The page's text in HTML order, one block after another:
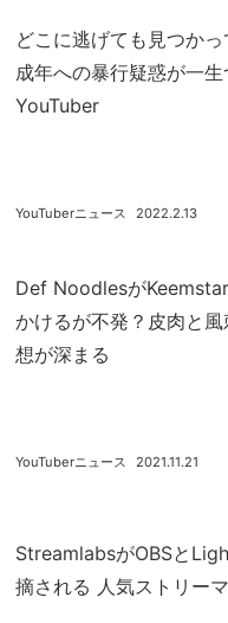
どこに逃げても見つか
成年への暴行疑惑が一
YouTuber
Def Noodlesが
かけるが不発？皮肉と
想が深まる
2022.2.13
YouTuberニュース
StreamlabsがOBSと
摘される 人気ストリー
2021.11.21
YouTuberニュース